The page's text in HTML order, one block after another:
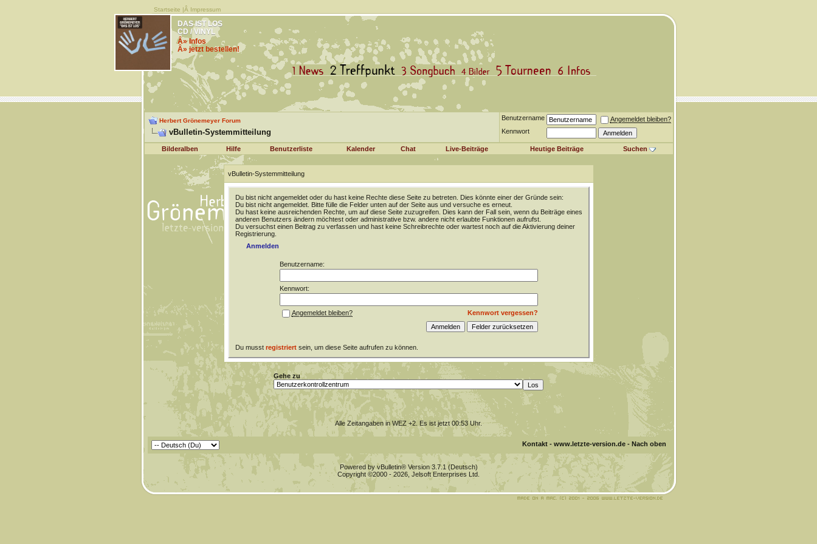
Startseite |Â Impressum
DAS IST LOS
CD / VINYL
Â» Infos
Â» jetzt bestellen!
Herbert Grönemeyer Forum
vBulletin-Systemmitteilung
Benutzername
Angemeldet bleiben?
Kennwort
Bilderalben Hilfe Benutzerliste Kalender Chat Live-Beiträge Heutige Beiträge Suchen
vBulletin-Systemmitteilung
Du bist nicht angemeldet oder du hast keine Rechte diese Seite zu betreten. Dies könnte einer der Gründe sein:
Du bist nicht angemeldet. Bitte fülle die Felder unten auf der Seite aus und versuche es erneut.
Du hast keine ausreichenden Rechte, um auf diese Seite zuzugreifen. Dies kann der Fall sein, wenn du Beiträge eines
anderen Benutzers ändern möchtest oder administrative bzw. andere nicht erlaubte Funktionen aufrufst.
Du versuchst einen Beitrag zu verfassen und hast keine Schreibrechte oder wartest noch auf die Aktivierung deiner
Registrierung.
Anmelden
Benutzername:
Kennwort:
Kennwort vergessen?
Angemeldet bleiben?
Du musst registriertsein, um diese Seite aufrufen zu können.
Gehe zu
Alle Zeitangaben in WEZ +2. Es ist jetzt00:53Uhr.
Kontakt- www.letzte-version.de- Nach oben
Powered by vBulletin® Version 3.7.1 (Deutsch)
Copyright ©2000 - 2026, Jelsoft Enterprises Ltd.